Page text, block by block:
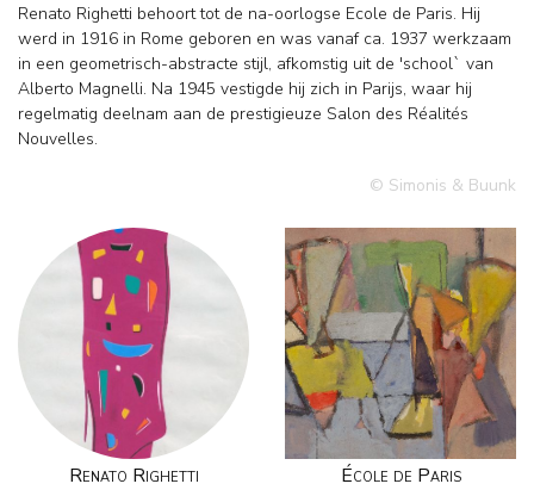
Renato Righetti behoort tot de na-oorlogse Ecole de Paris. Hij
werd in 1916 in Rome geboren en was vanaf ca. 1937 werkzaam
in een geometrisch-abstracte stijl, afkomstig uit de 'school` van
Alberto Magnelli. Na 1945 vestigde hij zich in Parijs, waar hij
regelmatig deelnam aan de prestigieuze Salon des Réalités
Nouvelles.
© Simonis & Buunk
Renato Righetti École de Paris